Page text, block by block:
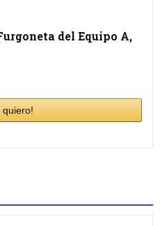
del Equipo A,
quiero!